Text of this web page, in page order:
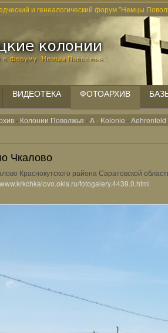
и генеалогический форум "Немцы
ВИДЕОТЕКА ФОТОАРХИВ
- Колонии Поволжья -A - Kolonie -Aehrenfeld
Чкалово
Краснокутского района Саратовской
fotogalery.4439.0.html